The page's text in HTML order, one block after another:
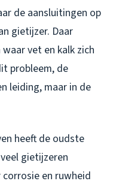
de aansluitingen op
gietijzer. Daar
vet en kalk zich
probleem, de
leiding, maar in de
heeft de oudste
gietijzeren
en ruwheid